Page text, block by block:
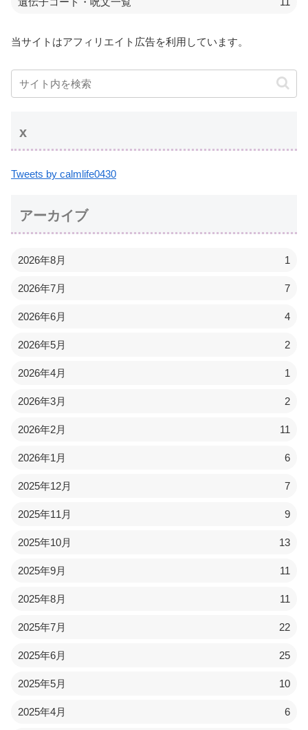
当サイトはアフィリエイト広告を利用しています。
x
Tweets by calmlife0430
アーカイブ
2026年8月 1
2026年7月 7
2026年6月 4
2026年5月 2
2026年4月 1
2026年3月 2
2026年2月 11
2026年1月 6
2025年12月 7
2025年11月 9
2025年10月 13
2025年9月 11
2025年8月 11
2025年7月 22
2025年6月 25
2025年5月 10
2025年4月 6